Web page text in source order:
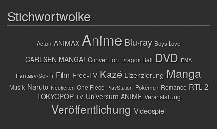
Stichwortwolke
Action ANIMAX Anime Blu-ray Boys Love
CARLSEN MANGA! Convention Dragon Ball DVD EMA
Fantasy/Sci-Fi Film Free-TV Kazé Lizenzierung Manga
Musik Naruto Neuheiten One Piece PlayStation Pokémon Romance RTL 2
TOKYOPOP TV Universum ANIME Veranstaltung
Veröffentlichung Videospiel